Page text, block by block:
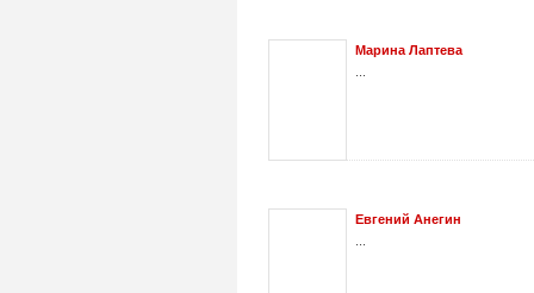
Марина Лаптева
Евгений Анегин